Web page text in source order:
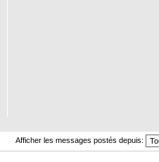
Afficher les messages postés depuis: